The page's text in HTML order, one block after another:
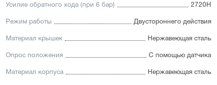
Усилие обратного хода (при 6 бар) 2720Н
Режим работы Двустороннего действия
Материал крышек Нержавеющая сталь
Опрос положения С помощью датчика
Материал корпуса Нержавеющая сталь